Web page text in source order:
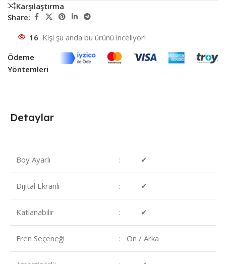
Karşılaştırma
Share:
16 Kişi şu anda bu ürünü inceliyor!
Ödeme
Yöntemleri
Detaylar
Boy Ayarlı : ✔
Dijital Ekranlı : ✔
Katlanabilir : ✔
Fren Seçeneği : Ön / Arka